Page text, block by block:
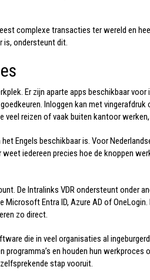
complexe transacties ter wereld en
is, ondersteunt dit.
Er zijn aparte apps beschikbaar voor
Inloggen kan met
veel reizen of vaak buiten kantoor
Engels beschikbaar is. Voor
iedereen precies hoe de knoppen
De Intralinks VDRondersteunt onder
Entra ID, Azure AD of OneLogin.
zo direct.
die in veel organisaties al
en houden hun werkproces
stap vooruit.